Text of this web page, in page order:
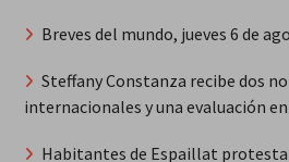
Breves del mundo, jueves 6 de
Steffany Constanza recibe dos
internacionales y una evaluación
Habitantes de Espaillat